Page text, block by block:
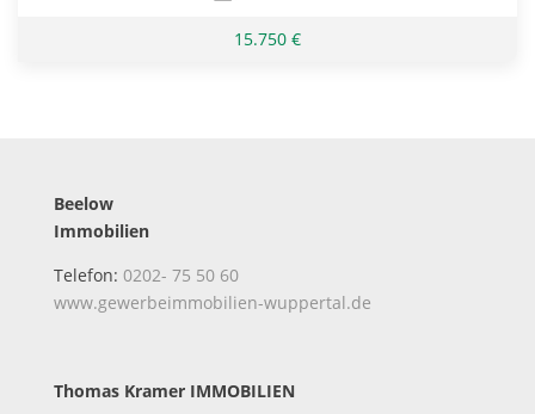
15.750 €
Beelow
Immobilien
Telefon: 0202- 75 50 60
www.gewerbeimmobilien-wuppertal.de
Thomas Kramer IMMOBILIEN